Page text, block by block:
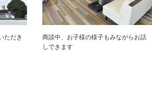
ただき
商談中、お子様の様子もみながらお話
しできます